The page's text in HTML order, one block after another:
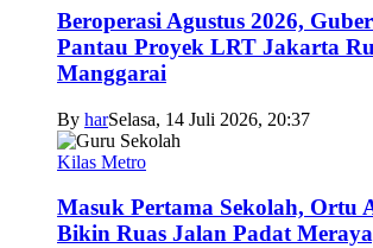
Beroperasi Agustus 2026,
Pantau Proyek LRT Jakarta
Manggarai
By harSelasa, 14 Juli 2026, 20:37
Kilas Metro
Masuk Pertama Sekolah, Ortu
Bikin Ruas Jalan Padat